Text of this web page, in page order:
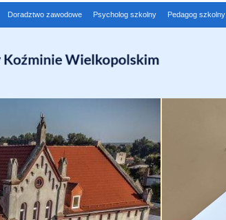
Doradztwo zawodowe Psycholog szkolny Pedagog szkolny